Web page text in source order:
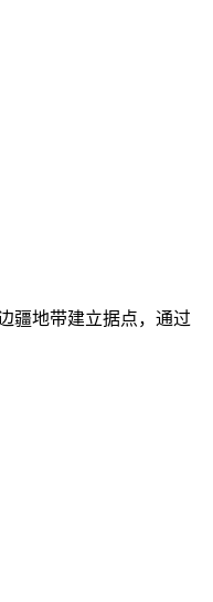
疆地带建立据点，通过